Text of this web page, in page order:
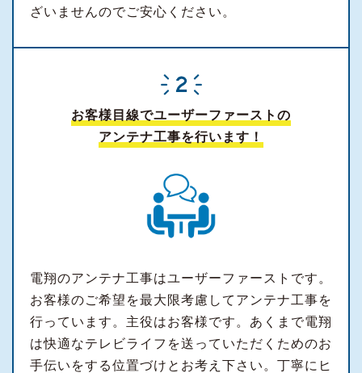
ざいませんのでご安心ください。
お客様目線でユーザーファーストの
アンテナ工事を行います！
電翔のアンテナ工事はユーザーファーストです。
お客様のご希望を最大限考慮してアンテナ工事を
行っています。主役はお客様です。あくまで電翔
は快適なテレビライフを送っていただくためのお
手伝いをする位置づけとお考え下さい。丁寧にヒ